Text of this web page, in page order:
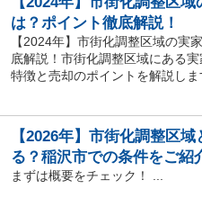
は？ポイント徹底解説！
【2024年】市街化調整区域の実
底解説！市街化調整区域にある
特徴と売却のポイントを解説しま
【2026年】市街化調整区
る？稲沢市での条件をご紹
まずは概要をチェック！ ...